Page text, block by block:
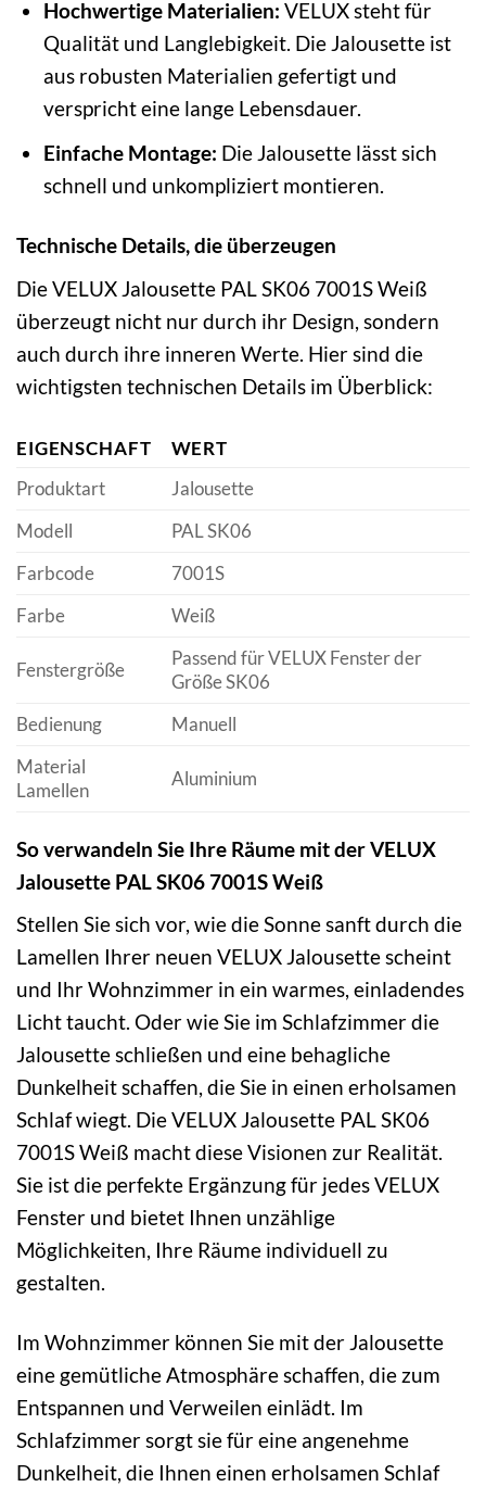
Hochwertige Materialien: VELUX steht für
Qualität und Langlebigkeit. Die Jalousette ist
aus robusten Materialien gefertigt und
verspricht eine lange Lebensdauer.
Einfache Montage: Die Jalousette lässt sich
schnell und unkompliziert montieren.
Technische Details, die überzeugen
Die VELUX Jalousette PAL SK06 7001S Weiß
überzeugt nicht nur durch ihr Design, sondern
auch durch ihre inneren Werte. Hier sind die
wichtigsten technischen Details im Überblick:
EIGENSCHAFT
WERT
Produktart
Jalousette
Modell
PAL SK06
Farbcode
7001S
Farbe
Weiß
Fenstergröße
Passend für VELUX Fenster der
Größe SK06
Bedienung
Manuell
Material
Lamellen
Aluminium
So verwandeln Sie Ihre Räume mit der VELUX
Jalousette PAL SK06 7001S Weiß
Stellen Sie sich vor, wie die Sonne sanft durch die
Lamellen Ihrer neuen VELUX Jalousette scheint
und Ihr Wohnzimmer in ein warmes, einladendes
Licht taucht. Oder wie Sie im Schlafzimmer die
Jalousette schließen und eine behagliche
Dunkelheit schaffen, die Sie in einen erholsamen
Schlaf wiegt. Die VELUX Jalousette PAL SK06
7001S Weiß macht diese Visionen zur Realität.
Sie ist die perfekte Ergänzung für jedes VELUX
Fenster und bietet Ihnen unzählige
Möglichkeiten, Ihre Räume individuell zu
gestalten.
Im Wohnzimmer können Sie mit der Jalousette
eine gemütliche Atmosphäre schaffen, die zum
Entspannen und Verweilen einlädt. Im
Schlafzimmer sorgt sie für eine angenehme
Dunkelheit, die Ihnen einen erholsamen Schlaf